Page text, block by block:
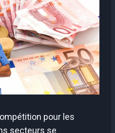
pour les
secteurs se